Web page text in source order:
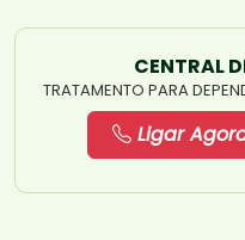
CENTRAL
TRATAMENTO PARA
Ligar